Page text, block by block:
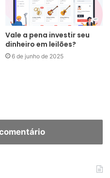
Vale a pena investir seu
dinheiro em leilões?
6 de junho de 2025